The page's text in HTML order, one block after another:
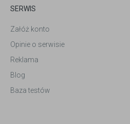
SERWIS
Załóż konto
Opinie o serwisie
Reklama
Blog
Baza testów